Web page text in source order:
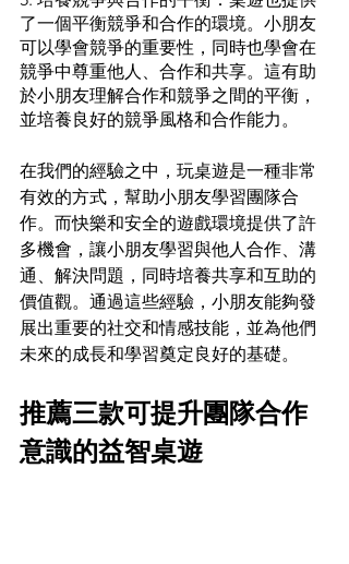
了一個平衡競爭和合作的環境。小朋友
可以學會競爭的重要性，同時也學會在
競爭中尊重他人、合作和共享。這有助
於小朋友理解合作和競爭之間的平衡，
並培養良好的競爭風格和合作能力。
在我們的經驗之中，玩桌遊是一種非常
有效的方式，幫助小朋友學習團隊合
作。而快樂和安全的遊戲環境提供了許
多機會，讓小朋友學習與他人合作、溝
通、解決問題，同時培養共享和互助的
價值觀。通過這些經驗，小朋友能夠發
展出重要的社交和情感技能，並為他們
未來的成長和學習奠定良好的基礎。
推薦三款可提升團隊合作
意識的益智桌遊